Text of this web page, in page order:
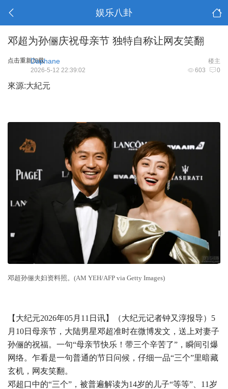
娱乐八卦
邓超为孙俪庆祝母亲节 独特自称让网友笑翻
点击重新加载 楼主
Daphane
603 0
2026-5-12 22:39:02
來源:大紀元
邓超孙俪夫妇资料照。(AM YEH/AFP via Getty Images)
【大纪元2026年05月11日讯】（大纪元记者钟又淳报导）5
月10日母亲节，大陆男星邓超准时在微博发文，送上对妻子
孙俪的祝福。一句“母亲节快乐！带三个辛苦了”，瞬间引爆
网络。乍看是一句普通的节日问候，仔细一品“三个”里暗藏
玄机，网友笑翻。
邓超口中的“三个”，被普遍解读为14岁的儿子“等等”、11岁